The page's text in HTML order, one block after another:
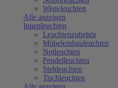
Wegeleuchten
Alle anzeigen
Innenleuchten
Leuchtenzubehör
Möbeleinbauleuchten
Notleuchten
Pendelleuchten
Stehleuchten
Tischleuchten